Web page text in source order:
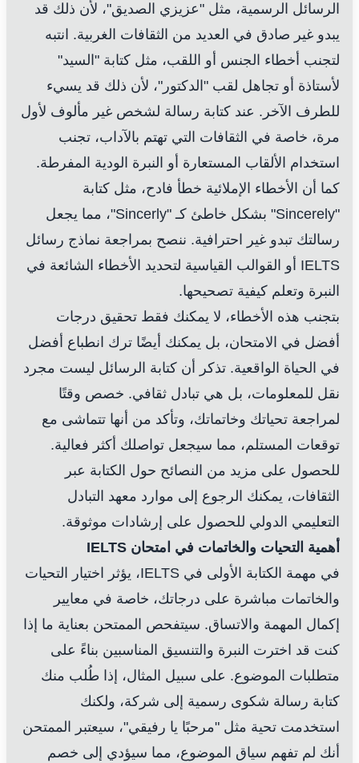
الرسائل الرسمية، مثل "عزيزي الصديق"، لأن ذلك قد
يبدو غير صادق في العديد من الثقافات الغربية. انتبه
لتجنب أخطاء الجنس أو اللقب، مثل كتابة "السيد"
لأستاذة أو تجاهل لقب "الدكتور"، لأن ذلك قد يسيء
للطرف الآخر. عند كتابة رسالة لشخص غير مألوف لأول
مرة، خاصة في الثقافات التي تهتم بالآداب، تجنب
استخدام الألقاب المستعارة أو النبرة الودية المفرطة.
كما أن الأخطاء الإملائية خطأ فادح، مثل كتابة
"Sincerely" بشكل خاطئ كـ "Sincerly"، مما يجعل
رسالتك تبدو غير احترافية. ننصح بمراجعة نماذج رسائل
IELTS أو القوالب القياسية لتحديد الأخطاء الشائعة في
النبرة وتعلم كيفية تصحيحها.
بتجنب هذه الأخطاء، لا يمكنك فقط تحقيق درجات
أفضل في الامتحان، بل يمكنك أيضًا ترك انطباع أفضل
في الحياة الواقعية. تذكر أن كتابة الرسائل ليست مجرد
نقل للمعلومات، بل هي تبادل ثقافي. خصص وقتًا
لمراجعة تحياتك وخاتماتك، وتأكد من أنها تتماشى مع
توقعات المستلم، مما سيجعل تواصلك أكثر فعالية.
للحصول على مزيد من النصائح حول الكتابة عبر
الثقافات، يمكنك الرجوع إلى موارد معهد التبادل
التعليمي الدولي للحصول على إرشادات موثوقة.
أهمية التحيات والخاتمات في امتحان IELTS
في مهمة الكتابة الأولى في IELTS، يؤثر اختيار التحيات
والخاتمات مباشرة على درجاتك، خاصة في معايير
إكمال المهمة والاتساق. سيتفحص الممتحن بعناية ما إذا
كنت قد اخترت النبرة والتنسيق المناسبين بناءً على
متطلبات الموضوع. على سبيل المثال، إذا طُلب منك
كتابة رسالة شكوى رسمية إلى شركة، ولكنك
استخدمت تحية مثل "مرحبًا يا رفيقي"، سيعتبر الممتحن
أنك لم تفهم سياق الموضوع، مما سيؤدي إلى خصم